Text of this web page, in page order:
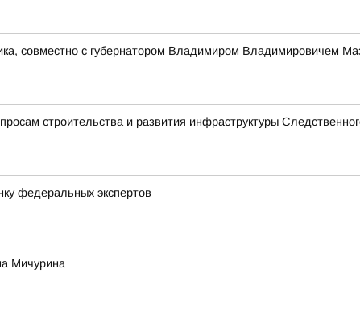
совместно с губернатором Владимиром Владимировичем
строительства и развития инфраструктуры
федеральных экспертов
Мичурина